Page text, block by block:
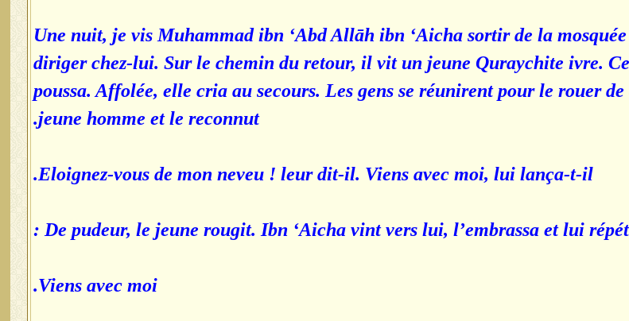
Une nuit, je vis Muhammad ibn ‘Abd Allāh ibn ‘Aicha sortir de la
diriger chez-lui. Sur le chemin du retour, il vit un jeune Quraychite ivre.
poussa. Affolée, elle cria au secours. Les gens se réunirent pour le rouer
jeune homme et le reconnut.
Eloignez-vous de mon neveu ! leur dit-il. Viens avec moi, lui lança-t-il.
De pudeur, le jeune rougit. Ibn ‘Aicha vint vers lui, l’embrassa et lui
Viens avec moi.